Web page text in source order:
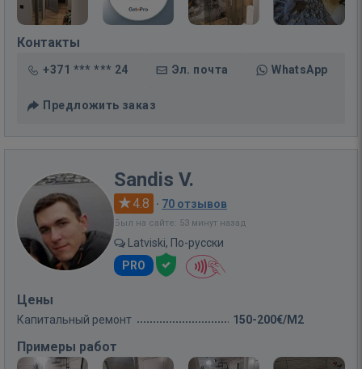
Контакты
+371 *** *** 24 Эл. почта WhatsApp
Предложить заказ
Sandis V.
4.8 · 70 отзывов
Был на сайте: 53 минут назад
Latviski, По-русски
PRO
Цены
Капитальный ремонт 150-200€/M2
Примеры работ